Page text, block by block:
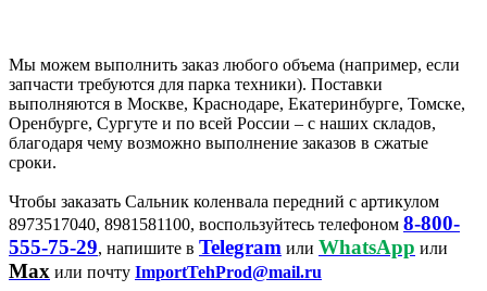
Мы можем выполнить заказ любого объема (например, если
запчасти требуются для парка техники). Поставки
выполняются в Москве, Краснодаре, Екатеринбурге, Томске,
Оренбурге, Сургуте и по всей России – с наших складов,
благодаря чему возможно выполнение заказов в сжатые
сроки.
Чтобы заказать Сальник коленвала передний с артикулом
8973517040, 8981581100, воспользуйтесь телефоном 8-800-
555-75-29, напишите в Telegram или WhatsApp или
Max или почту ImportTehProd@mail.ru